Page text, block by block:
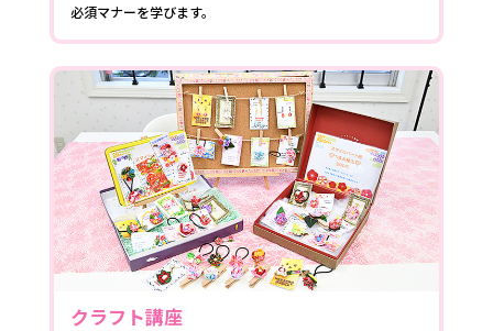
必須マナーを学びます。
クラフト講座